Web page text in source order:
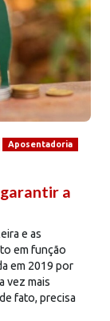
Aposentadoria
a
e as
em função
em 2019 por
vez mais
fato, precisa